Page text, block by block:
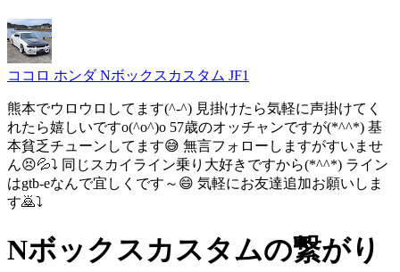
ココロ ホンダ Nボックスカスタム JF1
熊本でウロウロしてます(^-^) 見掛けたら気軽に声掛けてく
れたら嬉しいですo(^o^)o 57歳のオッチャンですが(*^^*) 基
本貧乏チューンしてます😅 無言フォローしますがすいませ
ん😣💦⤵ 同じスカイライン乗り大好きですから(*^^*) ライン
はgtb-eなんで宜しくです～😄 気軽にお友達追加お願いしま
す🙇⤵
Nボックスカスタムの繋がり